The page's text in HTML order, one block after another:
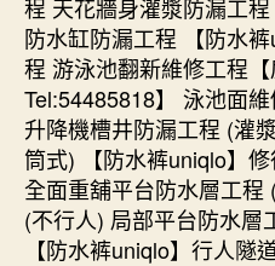
程 天花牆身灌漿防漏工
防水缸防漏工程 【防水
程 游泳池翻新維修工程
Tel:54485818】 泳池面維
升降機槽井防漏工程 (灌
筒式) 【防水裤uniqlo】
全面重舖平台防水層工程
(不行人) 局部平台防水層
【防水裤uniqlo】行人隧